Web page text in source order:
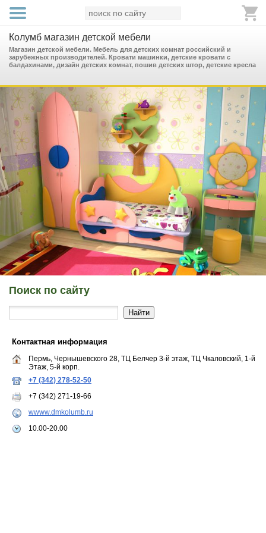
Колумб магазин детской мебели
Магазин детской мебели. Мебель для детских комнат российский и
зарубежных производителей. Кровати машинки, детские кровати с
балдахинами, дизайн детских комнат, пошив детских штор, детские кресла
Поиск по сайту
Контактная информация
Пермь, Чернышевского 28, ТЦ Белчер 3-й этаж, ТЦ Чкаловский, 1-й
Этаж, 5-й корп.
+7 (342) 278-52-50
+7 (342) 271-19-66
wwww.dmkolumb.ru
10.00-20.00